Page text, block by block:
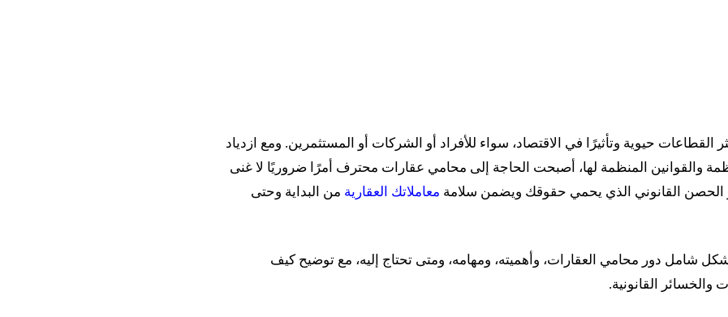
القطاعات حيوية وتأثيرًا في الاقتصاد، سواء للأفراد أو الشركات أو المستثمرين. ومع ازدياد
والقوانين المنظمة لها، أصبحت الحاجة إلى محامي عقارات محترف أمرًا ضروريًا لا غنى
الحصن القانوني الذي يحمي حقوقك ويضمن سلامة معاملاتك العقارية من البداية وحتى
شامل دور محامي العقارات، وأهميته، ومهامه، ومتى تحتاج إليه، مع توضيح كيف
القانونية.